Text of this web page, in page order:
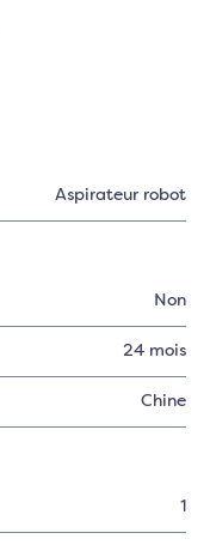
Aspirateur robot
Non
24 mois
Chine
1